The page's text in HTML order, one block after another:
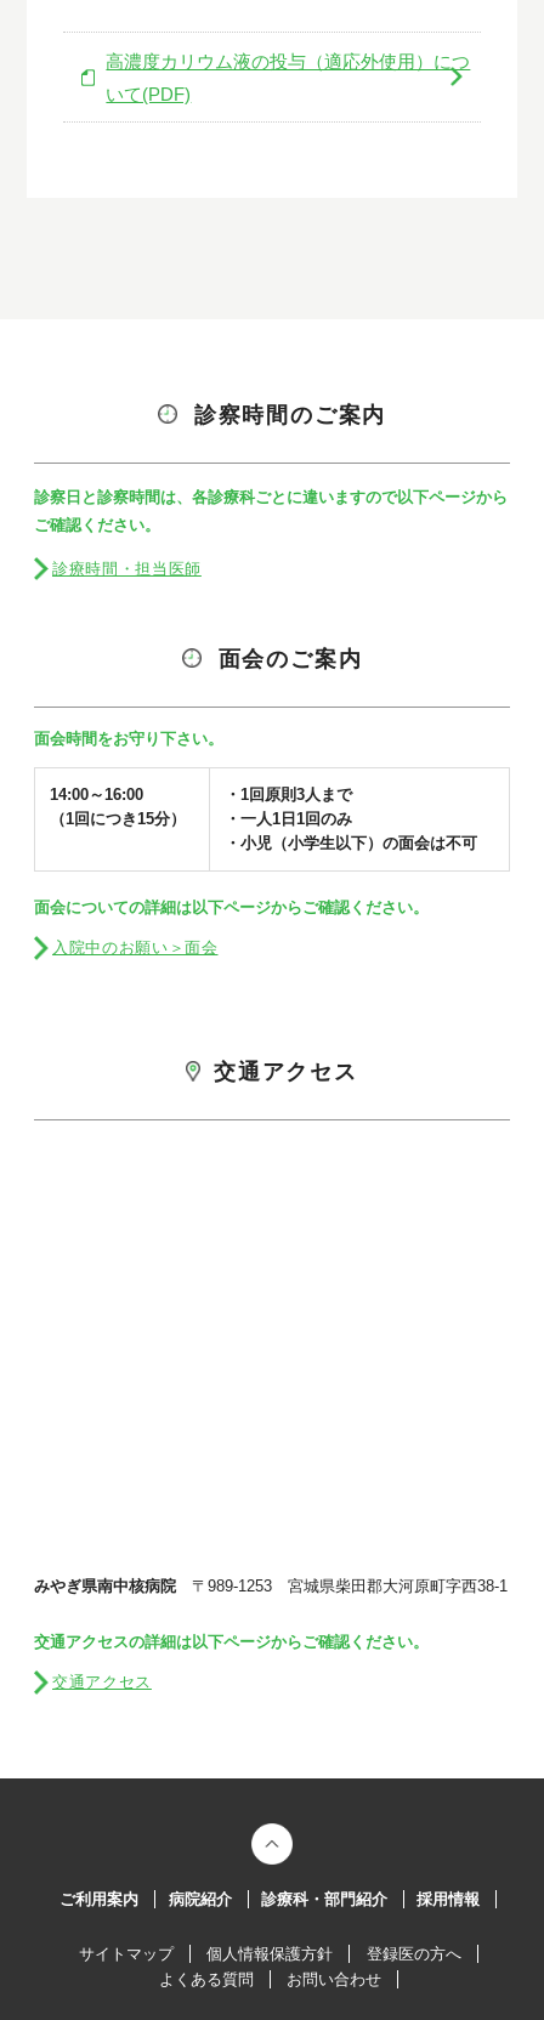
高濃度カリウム液の投与（適応外使用）につ
いて(PDF)
診察時間のご案内
診察日と診察時間は、各診療科ごとに違いますので以下ページから
ご確認ください。
診療時間・担当医師
面会のご案内
面会時間をお守り下さい。
14:00～16:00
（1回につき15分）
・1回原則3人まで
・一人1日1回のみ
・小児（小学生以下）の面会は不可
面会についての詳細は以下ページからご確認ください。
入院中のお願い＞面会
交通アクセス
みやぎ県南中核病院 〒989-1253 宮城県柴田郡大河原町字西38-1
交通アクセスの詳細は以下ページからご確認ください。
交通アクセス
ご利用案内 病院紹介 診療科・部門紹介 採用情報
サイトマップ 個人情報保護方針
登録医の方へ
よくある質問
お問い合わせ